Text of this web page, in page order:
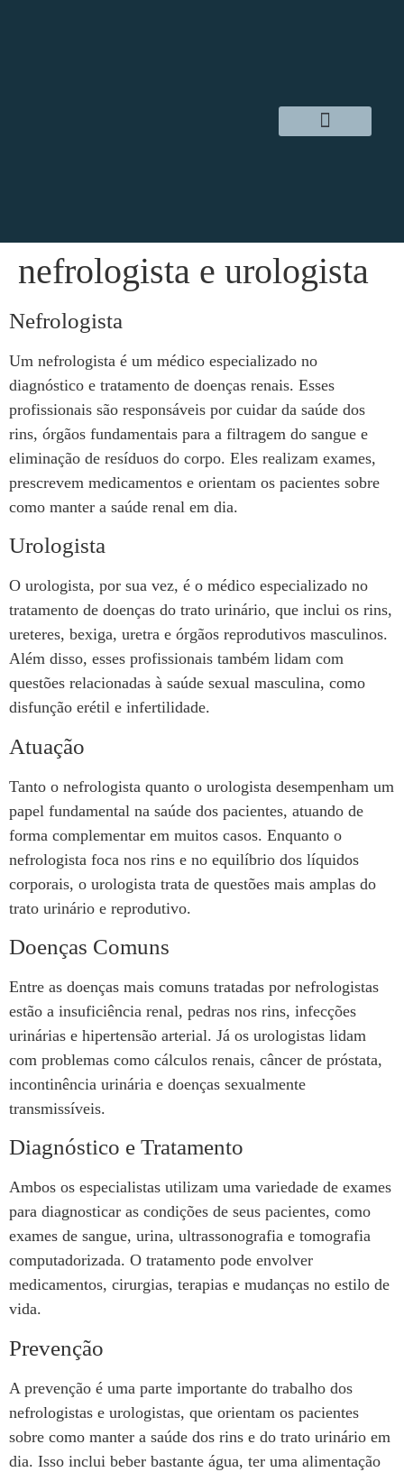
nefrologista e urologista
Nefrologista
Um nefrologista é um médico especializado no
diagnóstico e tratamento de doenças renais. Esses
profissionais são responsáveis por cuidar da saúde dos
rins, órgãos fundamentais para a filtragem do sangue e
eliminação de resíduos do corpo. Eles realizam exames,
prescrevem medicamentos e orientam os pacientes sobre
como manter a saúde renal em dia.
Urologista
O urologista, por sua vez, é o médico especializado no
tratamento de doenças do trato urinário, que inclui os rins,
ureteres, bexiga, uretra e órgãos reprodutivos masculinos.
Além disso, esses profissionais também lidam com
questões relacionadas à saúde sexual masculina, como
disfunção erétil e infertilidade.
Atuação
Tanto o nefrologista quanto o urologista desempenham um
papel fundamental na saúde dos pacientes, atuando de
forma complementar em muitos casos. Enquanto o
nefrologista foca nos rins e no equilíbrio dos líquidos
corporais, o urologista trata de questões mais amplas do
trato urinário e reprodutivo.
Doenças Comuns
Entre as doenças mais comuns tratadas por nefrologistas
estão a insuficiência renal, pedras nos rins, infecções
urinárias e hipertensão arterial. Já os urologistas lidam
com problemas como cálculos renais, câncer de próstata,
incontinência urinária e doenças sexualmente
transmissíveis.
Diagnóstico e Tratamento
Ambos os especialistas utilizam uma variedade de exames
para diagnosticar as condições de seus pacientes, como
exames de sangue, urina, ultrassonografia e tomografia
computadorizada. O tratamento pode envolver
medicamentos, cirurgias, terapias e mudanças no estilo de
vida.
Prevenção
A prevenção é uma parte importante do trabalho dos
nefrologistas e urologistas, que orientam os pacientes
sobre como manter a saúde dos rins e do trato urinário em
dia. Isso inclui beber bastante água, ter uma alimentação